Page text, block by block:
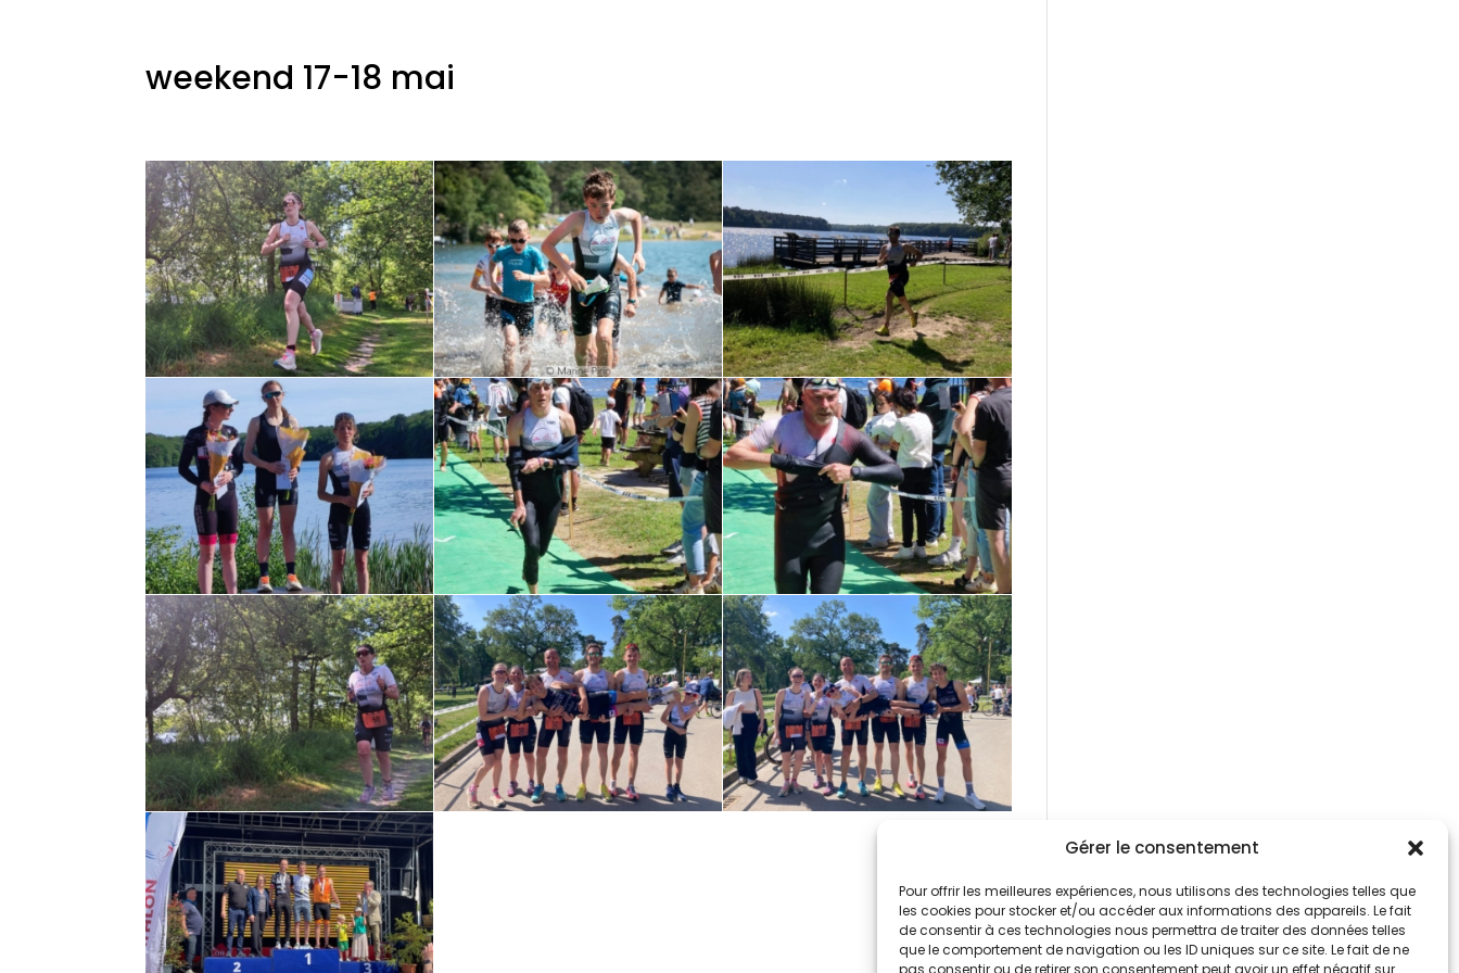
Gérer le consentement
Pour offrir les meilleures expériences, nous utilisons des technologies telles que
les cookies pour stocker et/ou accéder aux informations des appareils. Le fait
de consentir à ces technologies nous permettra de traiter des données telles
que le comportement de navigation ou les ID uniques sur ce site. Le fait de ne
pas consentir ou de retirer son consentement peut avoir un effet négatif sur
weekend 17-18 mai